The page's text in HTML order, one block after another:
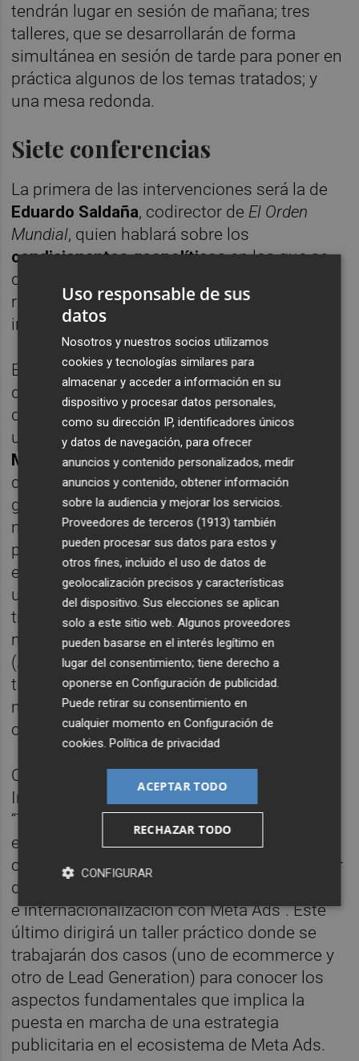
tendrán lugar en sesión de mañana; tres
talleres, que se desarrollarán de forma
simultánea en sesión de tarde para poner en
práctica algunos de los temas tratados; y
una mesa redonda.
Siete conferencias
La primera de las intervenciones será la de
Eduardo Saldaña, codirector de El Orden
Mundial, quien hablará sobre los
condicionantes geopolíticosen los que se
desarrolla el proceso de digitalización de las
relaciones comerciales, con especial
incidencia en la situación geopolítica actual.
El aprovechamiento de la gran cantidad de
datos disponibles hoy en día para el diseño
de estrategias de internacionalización será
uno de los ejes temáticos del Congreso. Así,
Manuel Rodríguez Ros, Area Manager Iberia
de la firmaConnectif, enfocará de modo
global el tema con “Internacionaliza tu
negocio: el poder de la toma de decisiones a
partir de datos”;Eduardo Sánchez Rojo
especialista en medición, se centrará en el
uso de los datos con el objetivo de
transformar leads en activos de la empresa;
mientras queJuan Manuel Pérez Loustau
(Idiogram) impartirá una conferencia bajo el
título de “Encontrar oportunidades en
mercados internacionales antes que tu
competencia con Big Data”.
Otros ponentes seránRicardo Mendoza
International Lead en
“Tendencias globales ecommerce:
estrategias de generación de tráfico”; así
como
Alberto Esteves
, fundador y formador
de
e internacionalización con Meta Ads”. Este
último dirigirá un taller práctico donde se
trabajarán dos casos (uno de ecommerce y
otro de Lead Generation) para conocer los
aspectos fundamentales que implica la
puesta en marcha de una estrategia
publicitaria en el ecosistema de Meta Ads.
Uso responsable de sus
datos
Nosotros y nuestros socios utilizamos
cookies y tecnologías similares para
almacenar y acceder a información en su
dispositivo y procesar datos personales,
como su dirección IP, identificadores únicos
y datos de navegación, para ofrecer
anuncios y contenido personalizados, medir
anuncios y contenido, obtener información
sobre la audiencia y mejorar los servicios.
Proveedores de terceros (1913) también
pueden procesar sus datos para estos y
otros fines, incluido el uso de datos de
geolocalización precisos y características
del dispositivo. Sus elecciones se aplican
solo a este sitio web. Algunos proveedores
pueden basarse en el interés legítimo en
lugar del consentimiento; tiene derecho a
oponerse enConfiguración de publicidad.
Puede retirar su consentimiento en
cualquier momento enConfiguración de
cookies.Política de privacidad
ACEPTAR TODO
RECHAZAR TODO
CONFIGURAR